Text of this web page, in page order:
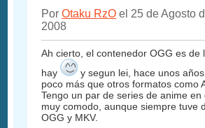
PorOtaku RzO el 25 de Agosto
2008
Ah cierto, el contenedor OGG es de
hay
y segun lei, hace unos
poco más que otros formatos como
Tengo un par de series de anime
muy comodo, aunque siempre tuve
OGG y MKV.